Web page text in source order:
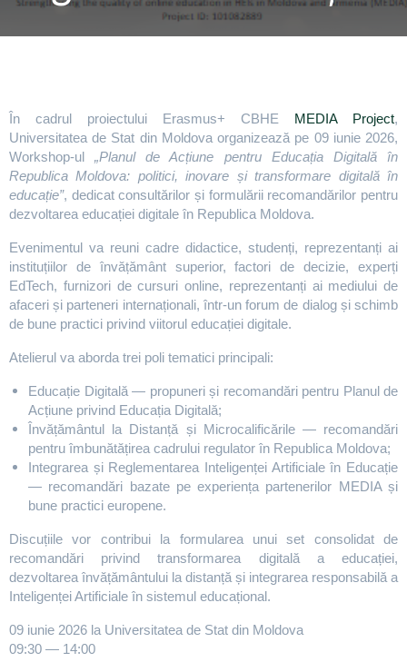
În cadrul proiectului Erasmus+ CBHE MEDIA Project,
Universitatea de Stat din Moldova organizează pe 09 iunie 2026,
Workshop-ul„Planul de Acțiune pentru Educația Digitală în
Republica Moldova: politici, inovare și transformare digitală în
educație”, dedicat consultărilor și formulării recomandărilor pentru
dezvoltarea educației digitale în Republica Moldova.
Evenimentul va reuni cadre didactice, studenți, reprezentanți ai
instituțiilor de învățământ superior, factori de decizie, experți
EdTech, furnizori de cursuri online, reprezentanți ai mediului de
afaceri și parteneri internaționali, într-un forum de dialog și schimb
de bune practici privind viitorul educației digitale.
Atelierul va aborda trei poli tematici principali:
Educație Digitală — propuneri și recomandări pentru Planul de
Acțiune privind Educația Digitală;
Învățământul la Distanță și Microcalificările — recomandări
pentru îmbunătățirea cadrului regulator în Republica Moldova;
Integrarea și Reglementarea Inteligenței Artificiale în Educație
— recomandări bazate pe experiența partenerilor MEDIA și
bune practici europene.
Discuțiile vor contribui la formularea unui set consolidat de
recomandări privind transformarea digitală a educației,
dezvoltarea învățământului la distanță și integrarea responsabilă a
Inteligenței Artificiale în sistemul educațional.
09 iunie 2026 la Universitatea de Stat din Moldova
09:30 — 14:00